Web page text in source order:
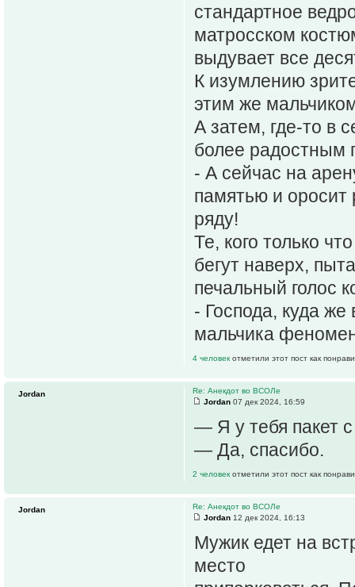
стандартное
матросском
выдувает все
К изумлению
этим же
А затем, где-то в
более радостным
- А сейчас на
памятью и оросит
ряду!
Те, кого только
бегут наверх,
печальный голос
- Господа, куда
мальчика
4 человек отметили этот пост как
Re: Анекдот во ВСОЛе
Jordan 07 дек 2024, 16:59
— Я у тебя пакет
— Да, спасибо.
2 человек отметили этот пост как
Jordan
Re: Анекдот во ВСОЛе
Jordan 12 дек 2024, 16:13
Мужик едет на
место
Jordan